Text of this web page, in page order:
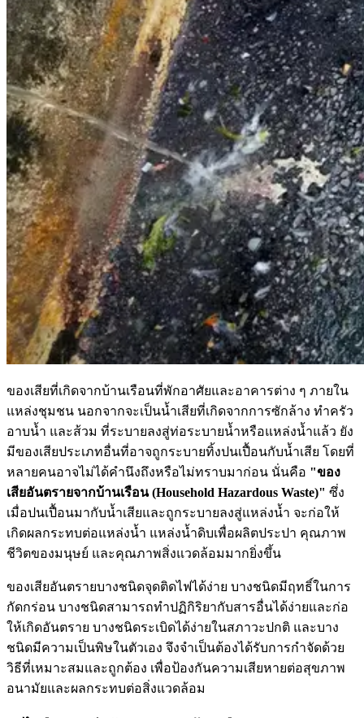
ของเสียที่เกิดจากบ้านเรือนที่พักอาศัยและอาคารต่าง ๆ ภายใน
แหล่งชุมชน นอกจากจะเป็นน้ำเสียที่เกิดจากการซักล้าง ทำครัว
อาบน้ำ และส้วม ที่ระบายลงสู่ท่อระบายน้ำหรือแหล่งน้ำแล้ว ยัง
มีของเสียประเภทอื่นที่อาจถูกระบายทิ้งปนเปื้อนกับน้ำเสีย โดยที่
หลายคนอาจไม่ได้คำนึงถึงหรือไม่ทราบมาก่อน นั่นคือ "ของ
เสียอันตรายจากบ้านเรือน (Household Hazardous Waste)" ซึ่ง
เมื่อปนเปื้อนมากับน้ำเสียและถูกระบายลงสู่แหล่งน้ำ จะก่อให้
เกิดผลกระทบต่อแหล่งน้ำ แหล่งน้ำดิบเพื่อผลิตประปา คุณภาพ
ชีวิตของมนุษย์ และคุณภาพสิ่งแวดล้อมมากยิ่งขึ้น
ของเสียอันตรายบางชนิดจุดติดไฟได้ง่าย บางชนิดมีฤทธิ์ในการ
กัดกร่อน บางชนิดสามารถทำปฏิกิริยากับสารอื่นได้ง่ายและก่อ
ให้เกิดอันตราย บางชนิดระเบิดได้ง่ายในสภาวะปกติ และบาง
ชนิดมีความเป็นพิษในตัวเอง จึงจำเป็นต้องได้รับการกำจัดด้วย
วิธีที่เหมาะสมและถูกต้อง เพื่อป้องกันความเสียหายต่อสุขภาพ
อนามัยและผลกระทบต่อสิ่งแวดล้อม